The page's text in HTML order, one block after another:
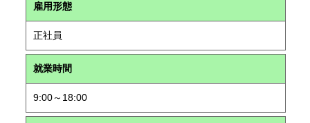
雇用形態
正社員
就業時間
9:00～18:00